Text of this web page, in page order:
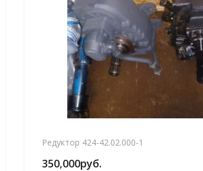
Редуктор 424-42.02.000-1
350,000руб.